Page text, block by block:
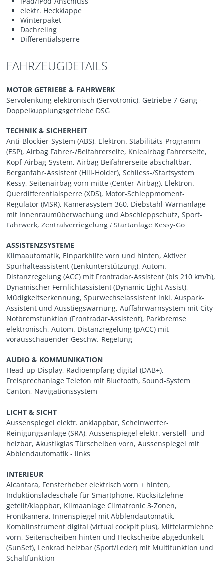
elektr. Heckklappe
Winterpaket
Dachreling
Differentialsperre
FAHRZEUGDETAILS
MOTOR GETRIEBE & FAHRWERK
Servolenkung elektronisch (Servotronic), Getriebe 7-Gang -
Doppelkupplungsgetriebe DSG
TECHNIK & SICHERHEIT
Anti-Blockier-System (ABS), Elektron. Stabilitäts-Programm
(ESP), Airbag Fahrer-/Beifahrerseite, Knieairbag Fahrerseite,
Kopf-Airbag-System, Airbag Beifahrerseite abschaltbar,
Berganfahr-Assistent (Hill-Holder), Schliess-/Startsystem
Kessy, Seitenairbag vorn mitte (Center-Airbag), Elektron.
Querdifferentialsperre (XDS), Motor-Schleppmoment-
Regulator (MSR), Kamerasystem 360, Diebstahl-Warnanlage
mit Innenraumüberwachung und Abschleppschutz, Sport-
Fahrwerk, Zentralverriegelung / Startanlage Kessy-Go
ASSISTENZSYSTEME
Klimaautomatik, Einparkhilfe vorn und hinten, Aktiver
Spurhalteassistent (Lenkunterstützung), Autom.
Distanzregelung (ACC) mit Frontradar-Assistent (bis 210 km/h),
Dynamischer Fernlichtassistent (Dynamic Light Assist),
Müdigkeitserkennung, Spurwechselassistent inkl. Auspark-
Assistent und Ausstiegswarnung, Auffahrwarnsystem mit City-
Notbremsfunktion (Frontradar-Assistent), Parkbremse
elektronisch, Autom. Distanzregelung (pACC) mit
vorausschauender Geschw.-Regelung
AUDIO & KOMMUNIKATION
Head-up-Display, Radioempfang digital (DAB+),
Freisprechanlage Telefon mit Bluetooth, Sound-System
Canton, Navigationssystem
LICHT & SICHT
Aussenspiegel elektr. anklappbar, Scheinwerfer-
Reinigungsanlage (SRA), Aussenspiegel elektr. verstell- und
heizbar, Akustikglas Türscheiben vorn, Aussenspiegel mit
Abblendautomatik - links
INTERIEUR
Alcantara, Fensterheber elektrisch vorn + hinten,
Induktionsladeschale für Smartphone, Rücksitzlehne
geteilt/klappbar, Klimaanlage Climatronic 3-Zonen,
Frontkamera, Innenspiegel mit Abblendautomatik,
Kombiinstrument digital (virtual cockpit plus), Mittelarmlehne
vorn, Seitenscheiben hinten und Heckscheibe abgedunkelt
(SunSet), Lenkrad heizbar (Sport/Leder) mit Multifunktion und
Schaltfunktion